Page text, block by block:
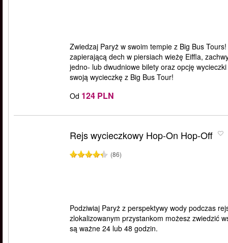
Zwiedzaj Paryż w swoim tempie z Big Bus
zapierającą dech w piersiach wieżę Eiffla,
jedno- lub dwudniowe bilety oraz opcję
swoją wycieczkę z Big Bus Tour!
Od 124 PLN
Rejs wycieczkowy Hop-On Hop-Off
(86)
Podziwiaj Paryż z perspektywy wody podczas
zlokalizowanym przystankom możesz zwiedzić
są ważne 24 lub 48 godzin.